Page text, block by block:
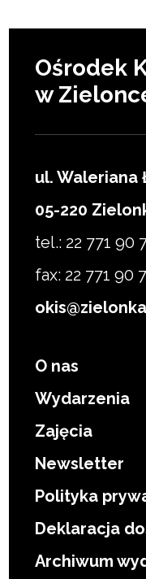
Ośrodek
w
ul. Waleriana
05-220
tel.: 22 771 90
fax: 22 771 90
O nas
Wydarzenia
Zajęcia
Newsletter
Polityka
Deklaracja
Archiwum